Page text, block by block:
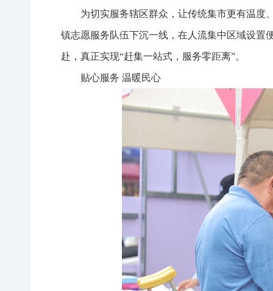
为切实服务辖区群众，让传统集市更有温度
镇志愿服务队伍下沉一线，在人流集中区域设置
赴，真正实现“赶集一站式，服务零距离”。
贴心服务 温暖民心